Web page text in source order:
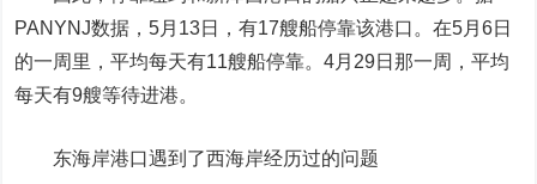
PANYNJ数据，5月13日，有17艘船停靠该港口。在5月6日
的一周里，平均每天有11艘船停靠。4月29日那一周，平均
每天有9艘等待进港。
东海岸港口遇到了西海岸经历过的问题